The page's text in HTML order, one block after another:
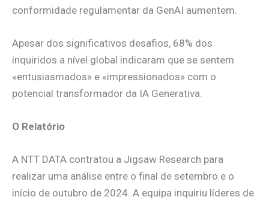
conformidade regulamentar da GenAI aumentem.
Apesar dos significativos desafios, 68% dos
inquiridos a nível global indicaram que se sentem
«entusiasmados» e «impressionados» com o
potencial transformador da IA Generativa.
O Relatório
A NTT DATA contratou a Jigsaw Research para
realizar uma análise entre o final de setembro e o
início de outubro de 2024. A equipa inquiriu líderes de